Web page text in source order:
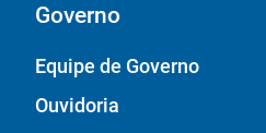
Governo
Equipe de Governo
Ouvidoria